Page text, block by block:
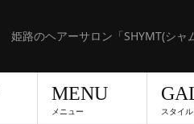
姫路のヘアーサロン「SHYMT(シ
MENU
メニュー スタイル